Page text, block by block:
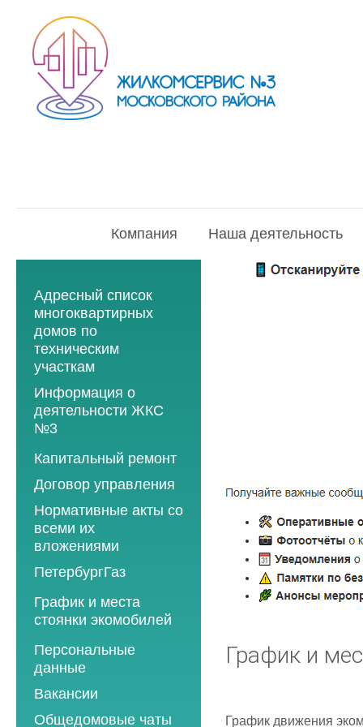
Компания Наша деятельность
Адресный список
многоквартирных
домов по
техническим
участкам
Информация о
деятельности ЖКС
№3
Программы
2013 год
2014 год
2015 год
2016 год
2017 год
2018 год
Капитальный ремонт
Договор управления
Нормативные акты со
всеми их
вложениями
ПетербургГаз
2018 год
2019 год
2020 год
2021 год
2022 год
График и места
стоянки экомобилей
2019 год
2020 год
2021 год
2022 год
Персональные
данные
Вакансии
Общедомовые чаты
График и
График движения